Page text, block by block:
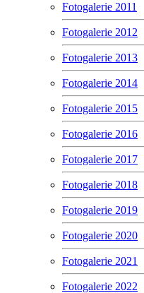
Fotogalerie 2011
Fotogalerie 2012
Fotogalerie 2013
Fotogalerie 2014
Fotogalerie 2015
Fotogalerie 2016
Fotogalerie 2017
Fotogalerie 2018
Fotogalerie 2019
Fotogalerie 2020
Fotogalerie 2021
Fotogalerie 2022